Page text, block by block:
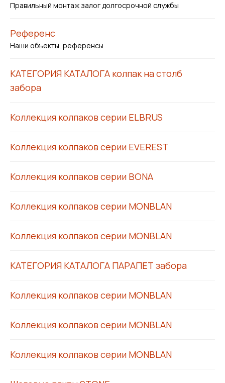
Правильный монтаж залог долгосрочной службы
Референс
Наши объекты, референсы
КАТЕГОРИЯ КАТАЛОГА колпак на столб
забора
Коллекция колпаков серии ELBRUS
Коллекция колпаков серии EVEREST
Коллекция колпаков серии BONA
Коллекция колпаков серии MONBLAN
Коллекция колпаков серии MONBLAN
КАТЕГОРИЯ КАТАЛОГА ПАРАПЕТ забора
Коллекция колпаков серии MONBLAN
Коллекция колпаков серии MONBLAN
Коллекция колпаков серии MONBLAN